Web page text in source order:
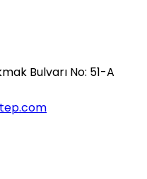
Bulvarı No: 51-A